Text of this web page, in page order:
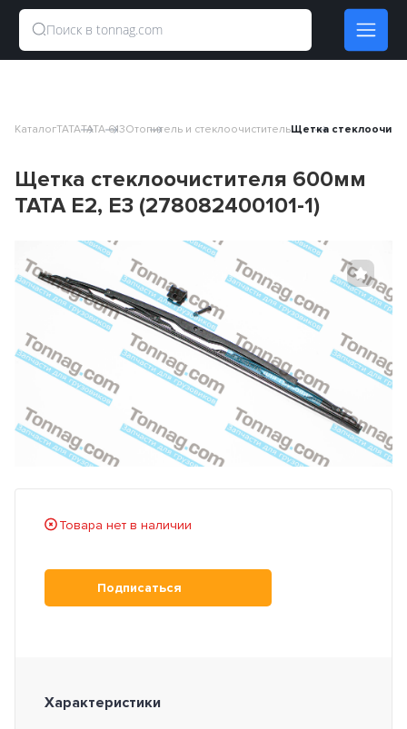
КаталогTATATATA 613Отопитель и стеклоочистительЩетка
Щетка стеклоочистителя 600мм
TATA E2, E3 (278082400101-1)
Товара нет в наличии
Подписаться
Характеристики